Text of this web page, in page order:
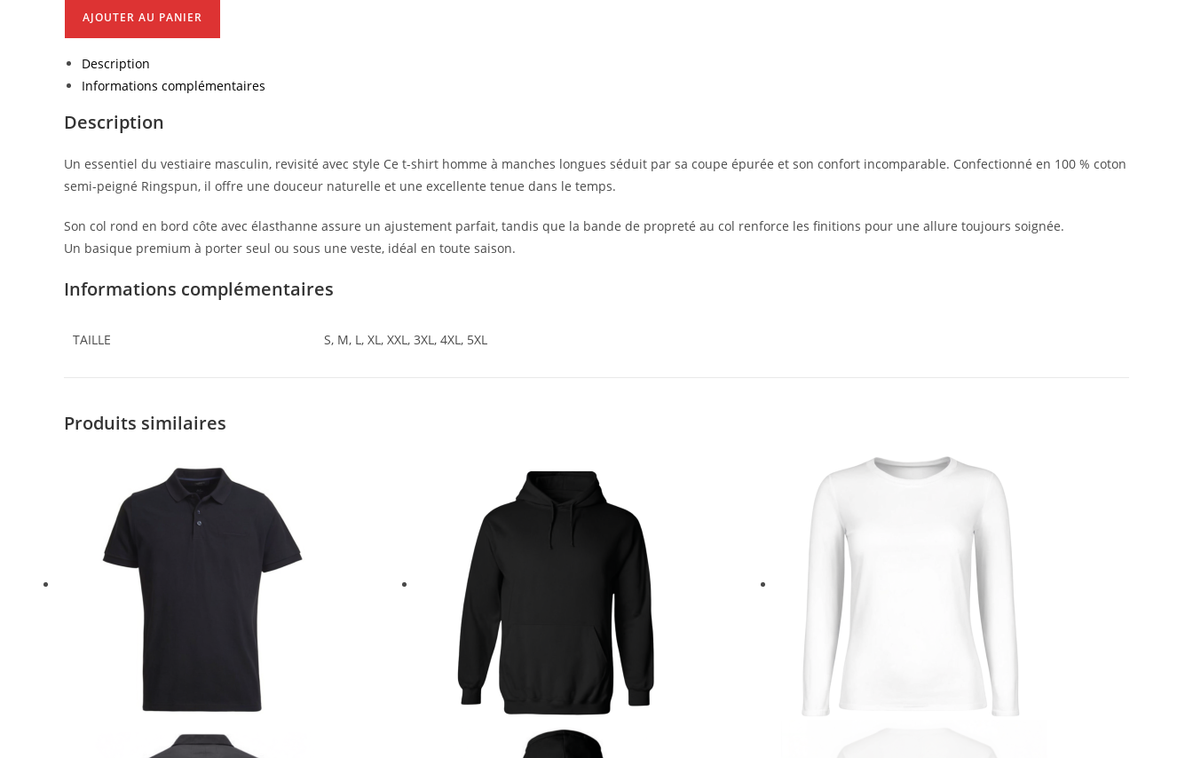
Shirt
Manches
Longues
AJOUTER AU PANIER
Description
Informations complémentaires
Description
Un essentiel du vestiaire masculin, revisité avec style Ce t-shirt homme à manches longues séduit par sa coupe épurée et son confort incomparable. Confectionné en 100 % coton
semi-peigné Ringspun, il offre une douceur naturelle et une excellente tenue dans le temps.
Son col rond en bord côte avec élasthanne assure un ajustement parfait, tandis que la bande de propreté au col renforce les finitions pour une allure toujours soignée.
Un basique premium à porter seul ou sous une veste, idéal en toute saison.
Informations complémentaires
TAILLE S, M, L, XL, XXL, 3XL, 4XL, 5XL
Produits similaires